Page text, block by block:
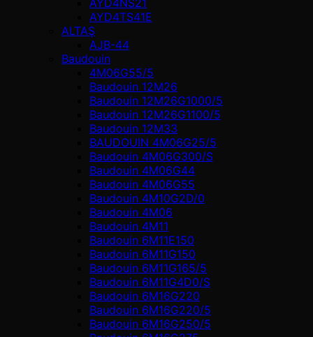
AYD4TS41E
ALTAŞ
AJB-44
Baudouin
4M06G55/5
Baudouin 12M26
Baudouin 12M26G1000/5
Baudouin 12M26G1100/5
Baudouin 12M33
BAUDOUIN 4M06G25/5
Baudouin 4M06G300/S
Baudouin 4M06G44
Baudouin 4M06G55
Baudouin 4M10G2D/0
Baudouin 4М06
Baudouin 4М11
Baudouin 6M11E150
Baudouin 6M11G150
Baudouin 6M11G165/5
Baudouin 6M11G4D0/S
Baudouin 6M16G220
Baudouin 6M16G220/5
Baudouin 6M16G250/5